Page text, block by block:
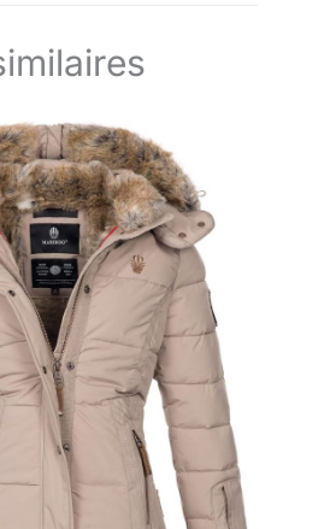
cadeau idéal pour vous-même,
amoureux, votre famille pour les
remises de diplômes, les
anniversaires, la fête des pères,
la Saint-Valentin, Thanksgiving,
etc. SERVICE APRÈS-VENTE :
Les montres BENYAR
bénéficient d'un service après-
vente de 2 ans. BY BENYAR
s'engage à offrir une gamme de
montres classiques de haute
qualité pour hommes, ainsi
qu'un service clientèle de haut
niveau. Si vous avez des
questions concernant notre
montre, veuillez nous contacter
par e-mail et nous vous
fournirons une solution
satisfaisante dans les 24
heures.